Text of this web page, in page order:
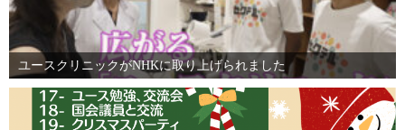
ユースクリニックがNHKに取り上げられました